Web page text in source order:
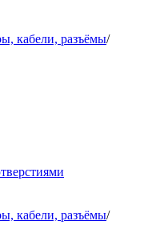
кабели, разъёмы/
кабели, разъёмы/